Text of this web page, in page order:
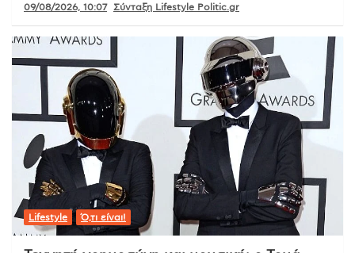
09/08/2026, 10:07 Σύνταξη Lifestyle Politic.gr
Lifestyle Ό,τι είναι!